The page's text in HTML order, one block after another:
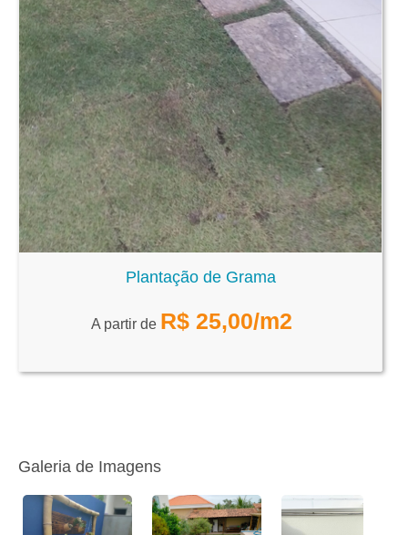
Plantação de Grama
A partir de R$ 25,00/m2
Galeria de Imagens